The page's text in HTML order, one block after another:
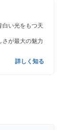
白い光をもつ天
さが最大の魅力
詳しく知る